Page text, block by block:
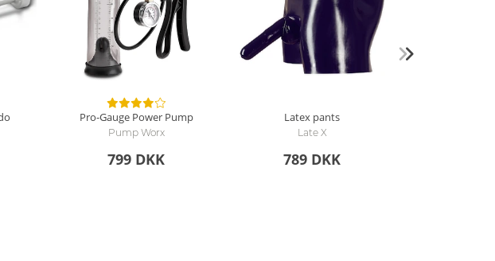
Pro-Gauge Power Pump
Pump Worx
799 DKK
Latex pants
Late X
789 DKK